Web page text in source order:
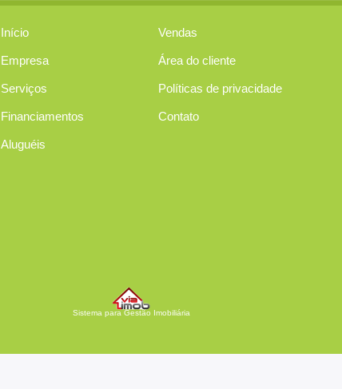
Início
Empresa
Serviços
Financiamentos
Aluguéis
Vendas
Área do cliente
Políticas de privacidade
Contato
Sistema para Gestão Imobiliária